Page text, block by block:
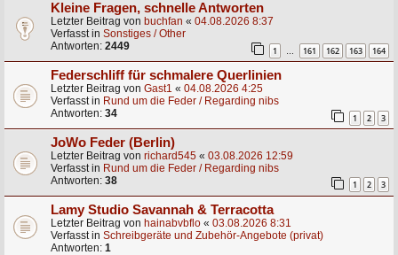
Kleine Fragen, schnelle Antworten
Letzter Beitrag von buchfan « 04.08.2026 8:37
Verfasst in Sonstiges / Other
Antworten: 2449 1 … 161 162 163 164
Federschliff für schmalere Querlinien
Letzter Beitrag von Gast1 « 04.08.2026 4:25
Verfasst in Rund um die Feder / Regarding nibs
Antworten: 34 1 2 3
JoWo Feder (Berlin)
Letzter Beitrag von richard545 « 03.08.2026 12:59
Verfasst in Rund um die Feder / Regarding nibs
Antworten: 38 1 2 3
Lamy Studio Savannah & Terracotta
Letzter Beitrag von hainabvbflo « 03.08.2026 8:31
Verfasst in Schreibgeräte und Zubehör-Angebote (privat)
Antworten: 1